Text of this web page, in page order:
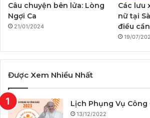
Câu chuyện bên lửa: Lòng
Ngợi Ca
21/01/2024
Các lưu
nữ tại
điều
19/07/
Được Xem Nhiều Nhất
Lịch Phụng Vụ Công
13/12/2022